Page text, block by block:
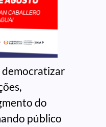
democratizar
do
público